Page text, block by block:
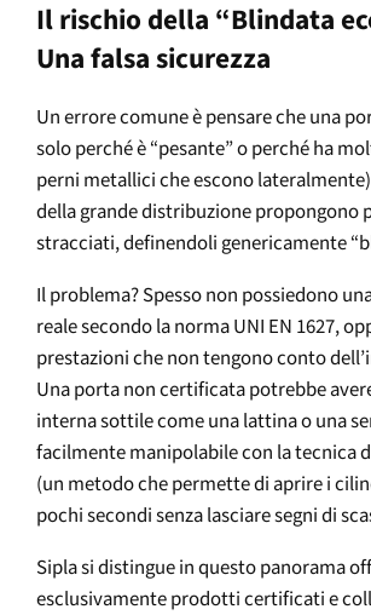
Il rischio della “Blindata
Una falsa sicurezza
Un errore comune è pensare che una
solo perché è “pesante” o perché ha
perni metallici che escono
della grande distribuzione propongono
stracciati, definendoli genericamente
Il problema? Spesso non possiedono
reale secondo la norma UNI EN 1627,
prestazioni che non tengono conto
Una porta non certificata potrebbe
interna sottile come una lattina o una
facilmente manipolabile con la tecnica
(un metodo che permette di aprire i
pochi secondi senza lasciare segni di
Sipla si distingue in questo panorama
esclusivamente prodotti certificati e